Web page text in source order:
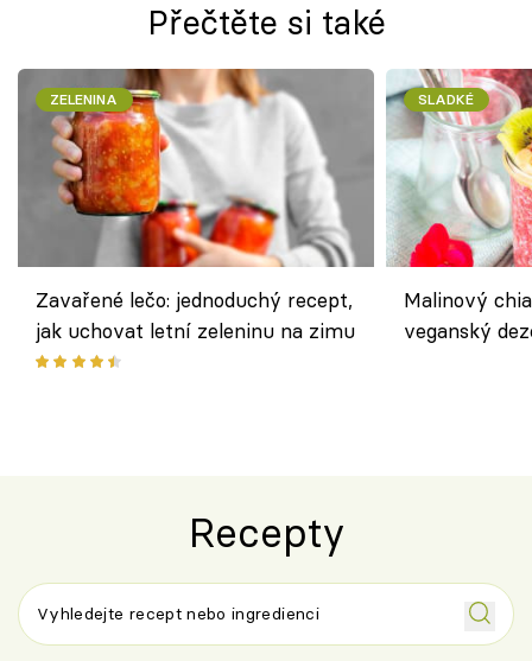
Přečtěte si také
ZELENINA
Zavařené lečo: jednoduchý recept,
jak uchovat letní zeleninu na zimu
SLADKÉ
Malinový
veganský
Recepty